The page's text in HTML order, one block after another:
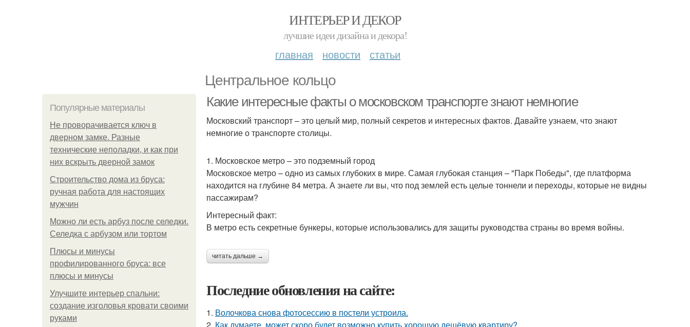
ИНТЕРЬЕР И ДЕКОР
лучшие идеи дизайна и декора!
главная новости статьи
Центральное кольцо
Популярные материалы
Не проворачивается ключ в
дверном замке. Разные
технические неполадки, и как при
них вскрыть дверной замок
Строительство дома из бруса:
ручная работа для настоящих
мужчин
Можно ли есть арбуз после селедки.
Селедка с арбузом или тортом
Плюсы и минусы
профилированного бруса: все
плюсы и минусы
Улучшите интерьер спальни:
создание изголовья кровати своими
руками
Какие интересные факты о московском транспорте знают немногие
Московский транспорт – это целый мир, полный секретов и интересных фактов. Давайте узнаем, что знают
немногие о транспорте столицы.
1. Московское метро – это подземный город
Московское метро – одно из самых глубоких в мире. Самая глубокая станция – "Парк Победы", где платформа
находится на глубине 84 метра. А знаете ли вы, что под землей есть целые тоннели и переходы, которые не видны
пассажирам?
Интересный факт:
В метро есть секретные бункеры, которые использовались для защиты руководства страны во время войны.
читать дальше →
Последние обновления на сайте:
1. Волочкова снова фотосессию в постели устроила.